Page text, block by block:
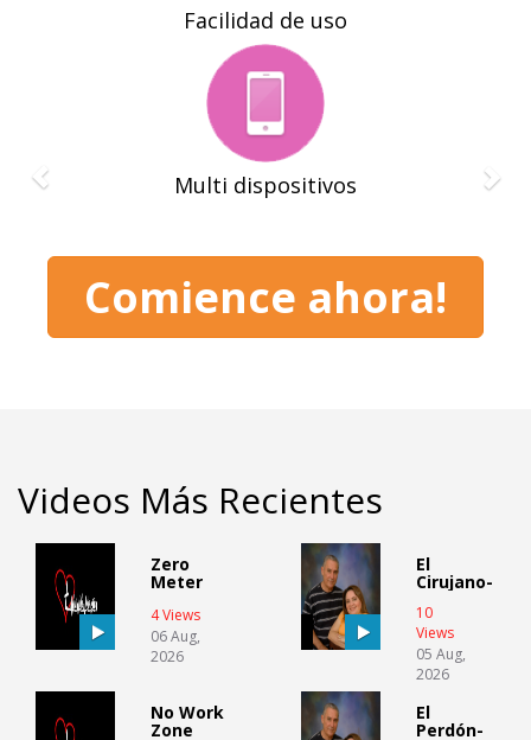
Facilidad de uso
Multi dispositivos
Comience ahora!
Videos Más Recientes
Zero
Meter
4 Views
06 Aug,
2026
El
Cirujano-
Beauchamp
10
Views
05 Aug,
2026
No Work
Zone
El
Perdón-